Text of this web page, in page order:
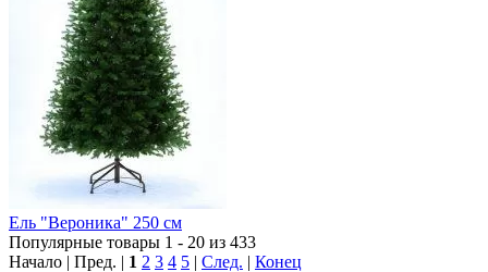
Ель "Вероника" 250 см
Популярные товары 1 - 20 из 433
Начало | Пред. | 1 2 3 4 5 | След. | Конец